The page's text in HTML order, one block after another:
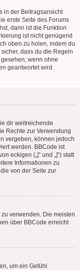
in der Beitragsansicht
erste Seite des Forums
dann ist die Funktion
ist nicht genügend
oben zu holen, indem du
dass du die Regeln
wenn ohne
geantwortet wird.
dir weitreichende
Rechte zur Verwendung
vergeben, können jedoch
werden. BBCode ist
eckigen („[“ und „]“) statt
Informationen zu
von der Seite zur
verwenden. Die meisten
über BBCode erreicht
um ein Gefühl